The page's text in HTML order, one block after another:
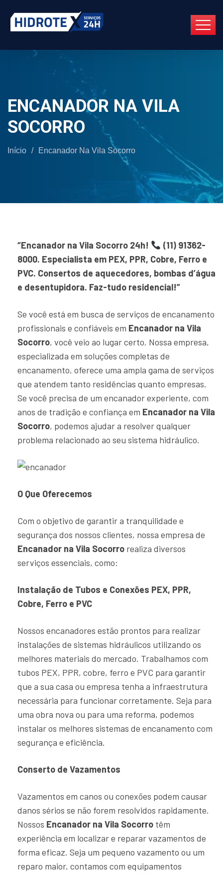
ENCANADOR NA VILA
SOCORRO
Início / Encanador Na Vila Socorro
“Encanador na Vila Socorro 24h!
(11) 91362-
8000. Especialista em PEX, PPR, Cobre, Ferro e
PVC. Consertos de aquecedores, bombas d’água
e desentupidora. Faz-tudo residencial!”
Se você está em busca de serviços de encanamento
profissionais e confiáveis em Encanador na Vila
Socorro, você veio ao lugar certo. Nossa empresa,
especializada em soluções completas de
encanamento, oferece uma ampla gama de serviços
que atendem tanto residências quanto empresas.
Se você precisa de um encanador experiente, com
anos de tradição e confiança em Encanador na Vila
Socorro, podemos ajudar a resolver qualquer
problema relacionado ao seu sistema hidráulico.
O Que Oferecemos
Com o objetivo de garantir a tranquilidade e
segurança dos nossos clientes, nossa empresa de
Encanador na Vila Socorro realiza diversos
serviços essenciais, como:
Instalação de Tubos e Conexões PEX, PPR,
Cobre, Ferro e PVC
Nossos encanadores estão prontos para realizar
instalações de sistemas hidráulicos utilizando os
melhores materiais do mercado. Trabalhamos com
tubos PEX, PPR, cobre, ferro e PVC para garantir
que a sua casa ou empresa tenha a infraestrutura
necessária para funcionar corretamente. Seja para
uma obra nova ou para uma reforma, podemos
instalar os melhores sistemas de encanamento com
segurança e eficiência.
Conserto de Vazamentos
Vazamentos em canos ou conexões podem causar
danos sérios se não forem resolvidos rapidamente.
Nossos Encanador na Vila Socorro têm
experiência em localizar e reparar vazamentos de
forma eficaz. Seja um pequeno vazamento ou um
reparo maior, contamos com equipamentos